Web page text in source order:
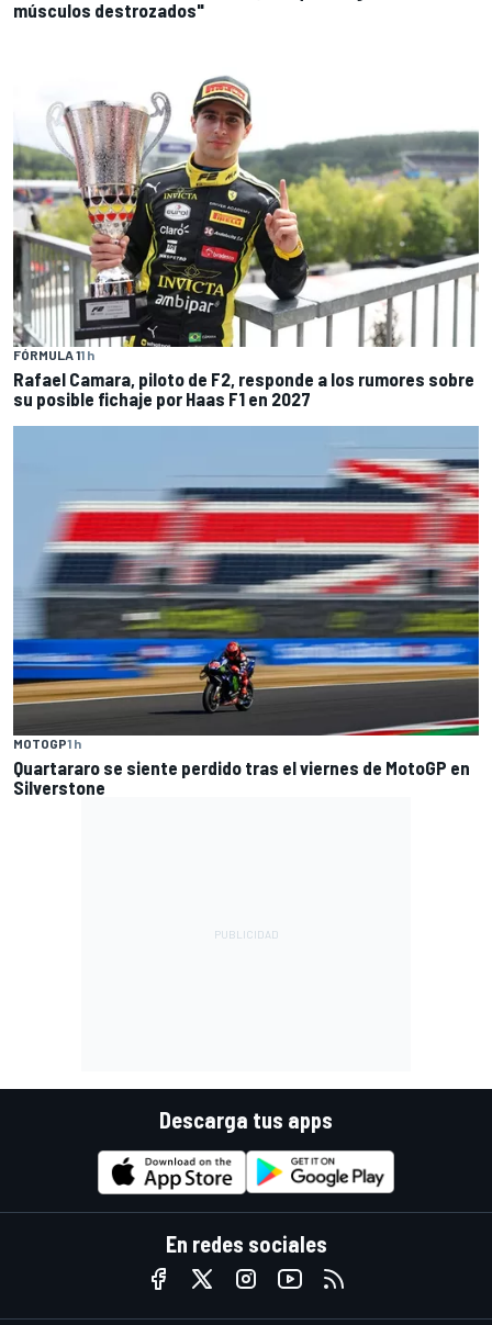
músculos destrozados"
FÓRMULA 11 h
Rafael Camara, piloto de F2, responde a los rumores sobre
su posible fichaje por Haas F1 en 2027
MOTOGP1 h
Quartararo se siente perdido tras el viernes de MotoGP en
Silverstone
Descarga tus apps
En redes sociales